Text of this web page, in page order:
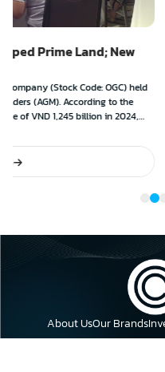
New
OGC) held
to the
in 2024,
Press news
Givral Café
Ngày 01/01/2022
4 tại Hà Nội. Nằm
Givral Café Linh
Café với không gian
About UsOur Brands